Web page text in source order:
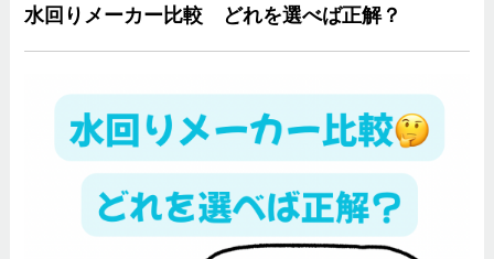
水回りメーカー比較 どれを選べば正解？